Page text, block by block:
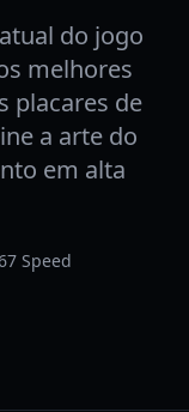
do jogo
melhores
placares de
a arte do
em alta
Speed